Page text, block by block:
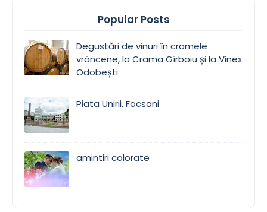
Popular Posts
Degustări de vinuri în cramele
vrâncene, la Crama Gîrboiu și la Vinex
Odobești
Piata Unirii, Focsani
amintiri colorate